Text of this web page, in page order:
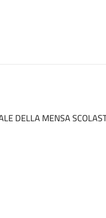
DELLA MENSA